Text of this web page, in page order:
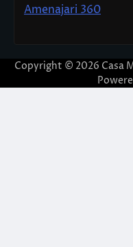
Amenajari 360
Copyright © 2026 Casa